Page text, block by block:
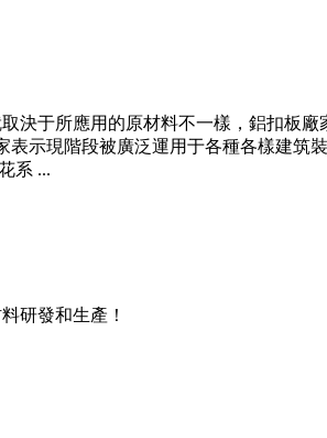
決于所應用的原材料不一樣，鋁扣板
示現階段被廣泛運用于各種各樣建筑
系 ...
研發和生產！